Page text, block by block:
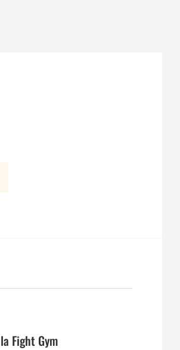
Fight Gym